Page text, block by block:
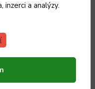
inzerci a analýzy.